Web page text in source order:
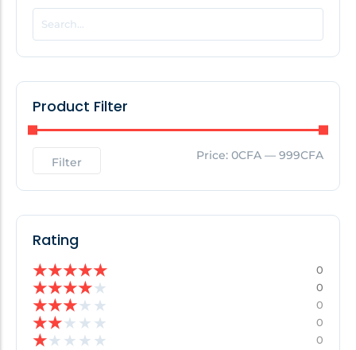
POPULAR THIS WEEK
No Posts Found!
No Posts Found!
Product Filter
Filter Price: 0CFA — 999CFA
Rating
★★★★★ 0
★★★★★ 0
★★★★ ★ 0
★★★ ★ ★ 0
★★ ★ ★ ★ 0